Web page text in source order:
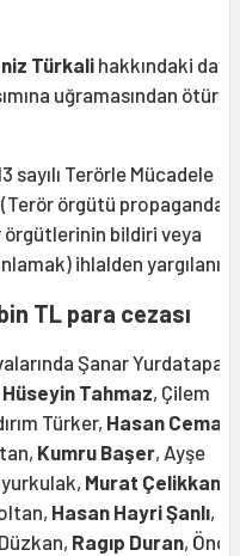
Türkali hakkındaki dava
uğramasından ötürü
sayılı Terörle Mücadele
örgütü propagandası
örgütlerinin bildiri veya
ihlalden
TL para cezası
Şanar Yurdatapan,
Hüseyin Tahmaz, Çilem
Türker, Hasan Cemal
Kumru Başer, Ayşe
Murat Çelikkan
Hasan Hayri Şanlı,
Ragıp Duran, Öncü